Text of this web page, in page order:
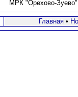
МРК "Орехово-
Главная•